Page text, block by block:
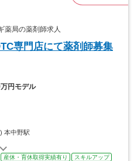
薬局の薬剤師求人
専門店にて薬剤師募集
円モデル
本中野駅
産休・育休取得実績有り
スキルアップ